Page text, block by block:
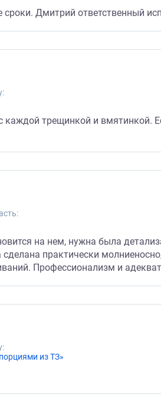
Дмитрий ответственный
каждой трещинкой и
на нем, нужна была
практически
Профессионализм и
из ТЗ»